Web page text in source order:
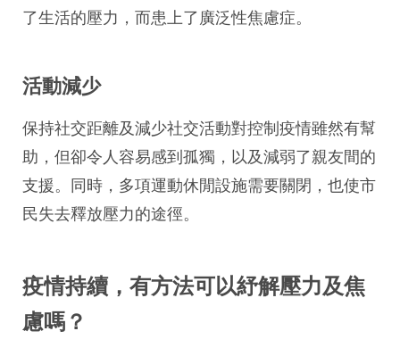
了生活的壓力，而患上了廣泛性焦慮症。
活動減少
保持社交距離及減少社交活動對控制疫情雖然有幫
助，但卻令人容易感到孤獨，以及減弱了親友間的
支援。同時，多項運動休閒設施需要關閉，也使市
民失去釋放壓力的途徑。
疫情持續，有方法可以紓解壓力及焦
慮嗎？